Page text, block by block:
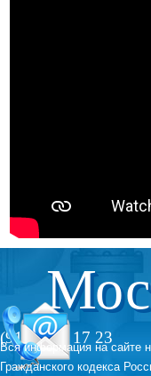
(916) 789 17 23
Вся информация на сайте
Гражданского кодекса